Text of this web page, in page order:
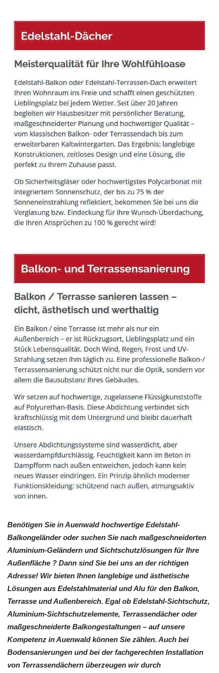
Benötigen Sie in Auenwald hochwertige Edelstahl-
Balkongeländer oder suchen Sie nach maßgeschneiderten
Aluminium-Geländern und Sichtschutzlösungen für Ihre
Außenfläche ? Dann sind Sie bei uns an der richtigen
Adresse! Wir bieten Ihnen langlebige und ästhetische
Lösungen aus Edelstahlmaterial und Alu für den Balkon,
Terrasse und Außenbereich. Egal ob Edelstahl-Sichtschutz,
Aluminium-Sichtschutzelemente, Terrassendächer oder
maßgeschneiderte Balkongestaltungen – auf unsere
Kompetenz in Auenwald können Sie zählen. Auch bei
Bodensanierungen und bei der fachgerechten Installation
von Terrassendächern überzeugen wir durch